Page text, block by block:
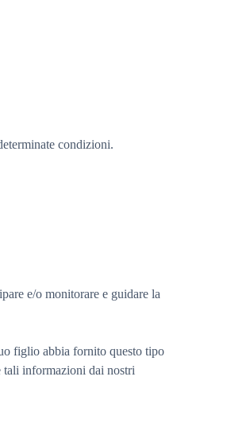
condizioni.
e/o monitorare e guidare la
figlio abbia fornito questo tipo
tali informazioni dai nostri